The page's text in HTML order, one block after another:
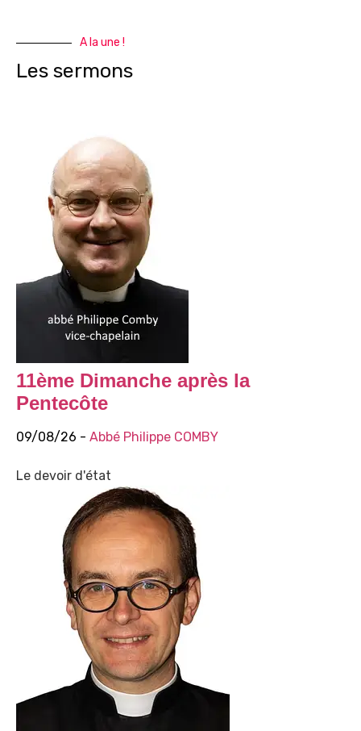
A la une !
Les sermons
11ème Dimanche après la
Pentecôte
09/08/26 - Abbé Philippe COMBY
Le devoir d'état